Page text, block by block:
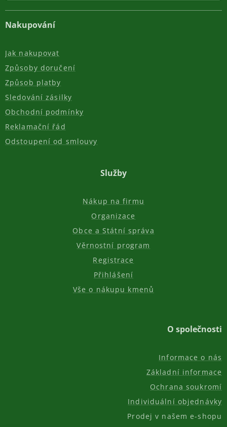
Nakupování
Jak nakupovat
Způsoby doručení
Způsob platby
Sledování zásilky
Obchodní podmínky
Reklamační řád
Odstoupení od smlouvy
Služby
Nákup na firmu
Organizace
Obce a Státní správa
Věrnostní program
Registrace
Přihlášení
Vše o nákupu kmenů
O společnosti
Informace o nás
Základní informace
Ochrana soukromí
Individuální objednávky
Prodej v našem e-shopu